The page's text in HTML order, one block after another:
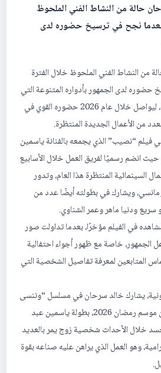
حالة من النشاط الفني الملحوظ
بعدما نجح في ترسيخ حضوره لدى
من النشاط الفني الملحوظ خلال الفترة
حضوره لدى الجمهور بأدواره المتنوعة التي
تجمع بين الكوميديا والدراما، ليواصل خلال عام 2026 حضوره القوي في
بعدد من الأعمال الجديدة المنتظرة.
فيلم “نصيب” الذي يجمعه بالفنانة ياسمين
حيث انضم رسميًا لفريق العمل خلال الأسابيع
السينمائية المنتظرة هذا العام، وتدور
ويشارك في بطولته أيضًا عدد من
ودنيا ماهر وعمر الشناوي.
في الفيلم مؤخرًا، بعدما تداولت صور
الجمهور، خاصة مع ظهور أجواء احتفالية
المتابعين لمعرفة تفاصيل الشخصية التي
يشارك خالد سرحان في مسلسل “وننسى
اللي كان” المقرر عرضه ضمن موسم رمضان 2026، بطولة ياسمين عبد
خلال الأحداث شخصية زوج يمر بالعديد
وهو العمل الذي يراهن عليه صناعه بقوة